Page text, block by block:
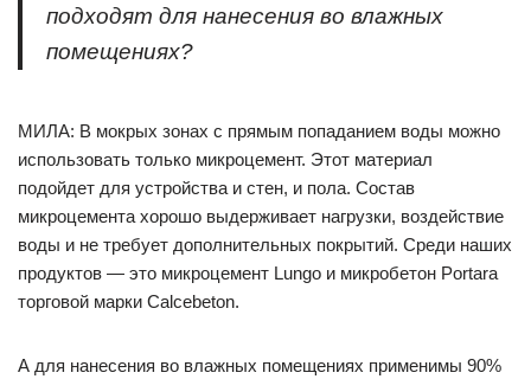
подходят для нанесения во влажных
помещениях?
МИЛА: В мокрых зонах с прямым попаданием воды можно
использовать только микроцемент. Этот материал
подойдет для устройства и стен, и пола. Состав
микроцемента хорошо выдерживает нагрузки, воздействие
воды и не требует дополнительных покрытий. Среди наших
продуктов — это микроцемент Lungo и микробетон Portara
торговой марки Calcebeton.
А для нанесения во влажных помещениях применимы 90%